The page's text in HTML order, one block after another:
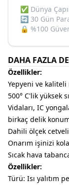
✅ Dünya
🔄 30 Gün
🔒 %100
DAHA FAZLA
Özellikler:
Yepyeni ve kaliteli
500° C'lik yüksek
Vidaları, IC
birkaç delik
Dahili ölçek
Onarım işinizi
Sıcak hava
Özellikler:
Türü: Isı yalıtım